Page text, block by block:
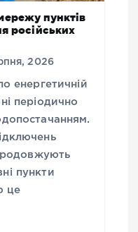
пунктів
російських
2026
енергетичній
періодично
пункти
це